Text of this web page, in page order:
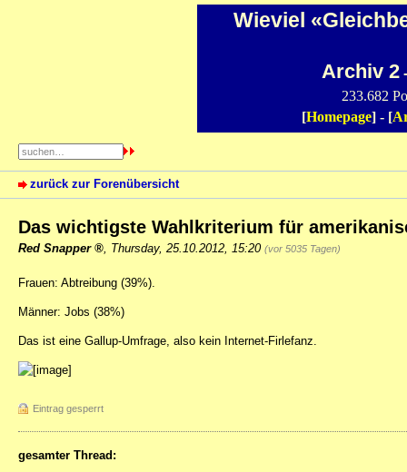
Wieviel
Archiv 2
233.682
[Homepage] - [
zurück zur Forenübersicht
Das wichtigste Wahlkriterium für
Red Snapper Thursday, 25.10.2012, 15:20 (vor 5035 Tagen)
Frauen: Abtreibung (39%).
Männer: Jobs (38%)
Das ist eine Gallup-Umfrage, also kein Internet-Firlefanz.
Eintrag gesperrt
gesamter Thread: